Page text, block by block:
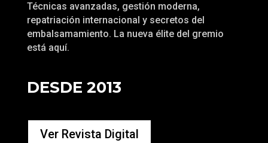
Técnicas avanzadas, gestión moderna,
repatriación internacional y secretos del
embalsamamiento. La nueva élite del gremio
está aquí.
DESDE 2013
Ver Revista Digital